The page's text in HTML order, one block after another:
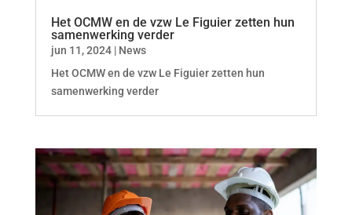
Het OCMW en de vzw Le Figuier zetten hun
samenwerking verder
jun 11, 2024| News
Het OCMW en de vzw Le Figuier zetten hun
samenwerking verder